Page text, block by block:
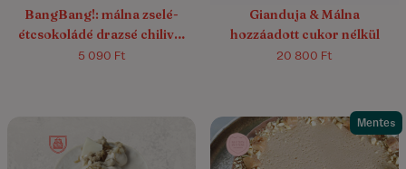
BangBang!: málna zselé-
étcsokoládé drazsé chilivel
és rózsával
5 090 Ft
Gianduja & Málna
hozzáadott cukor nélkül
20 800 Ft
Mentes